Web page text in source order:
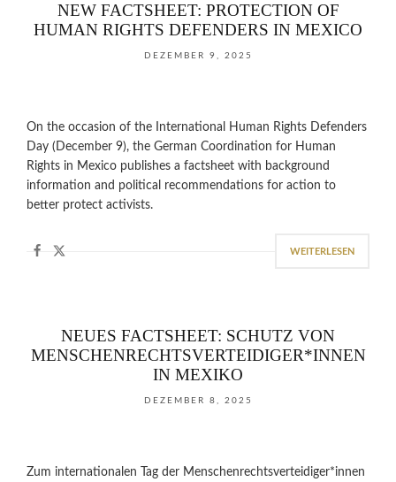
NEW FACTSHEET: PROTECTION OF
HUMAN RIGHTS DEFENDERS IN MEXICO
DEZEMBER 9, 2025
On the occasion of the International Human Rights Defenders
Day (December 9), the German Coordination for Human
Rights in Mexico publishes a factsheet with background
information and political recommendations for action to
better protect activists.
WEITERLESEN
NEUES FACTSHEET: SCHUTZ VON
MENSCHENRECHTSVERTEIDIGER*INNEN
IN MEXIKO
DEZEMBER 8, 2025
Zum internationalen Tag der Menschenrechtsverteidiger*innen